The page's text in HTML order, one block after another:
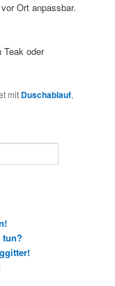
Ort anpassbar.
oder
mit Duschablauf,
tun?